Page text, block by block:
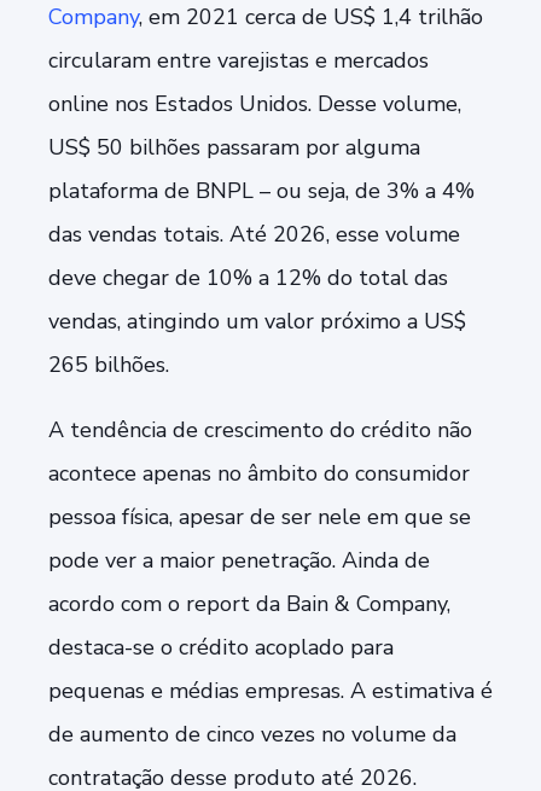
Company, em 2021 cerca de US$ 1,4 trilhão
circularam entre varejistas e mercados
online nos Estados Unidos. Desse volume,
US$ 50 bilhões passaram por alguma
plataforma de BNPL – ou seja, de 3% a 4%
das vendas totais. Até 2026, esse volume
deve chegar de 10% a 12% do total das
vendas, atingindo um valor próximo a US$
265 bilhões.
A tendência de crescimento do crédito não
acontece apenas no âmbito do consumidor
pessoa física, apesar de ser nele em que se
pode ver a maior penetração. Ainda de
acordo com o report da Bain & Company,
destaca-se o crédito acoplado para
pequenas e médias empresas. A estimativa é
de aumento de cinco vezes no volume da
contratação desse produto até 2026.